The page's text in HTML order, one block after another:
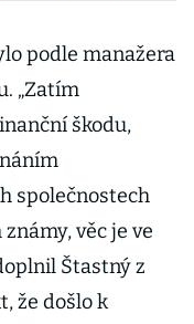
podle manažera
„Zatím
škodu,
společnostech
věc je ve
Štastný z
že došlo k